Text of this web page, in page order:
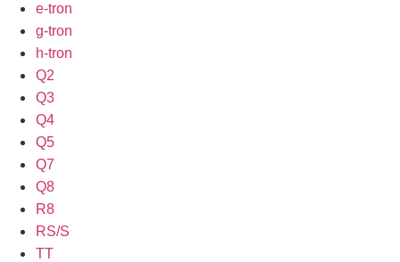
e-tron
g-tron
h-tron
Q2
Q3
Q4
Q5
Q7
Q8
R8
RS/S
TT